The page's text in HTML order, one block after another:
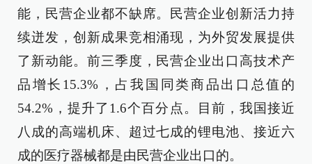
能，民营企业都不缺席。民营企业创新活力持
续迸发，创新成果竞相涌现，为外贸发展提供
了新动能。前三季度，民营企业出口高技术产
品增长15.3%，占我国同类商品出口总值的
54.2%，提升了1.6个百分点。目前，我国接近
八成的高端机床、超过七成的锂电池、接近六
成的医疗器械都是由民营企业出口的。